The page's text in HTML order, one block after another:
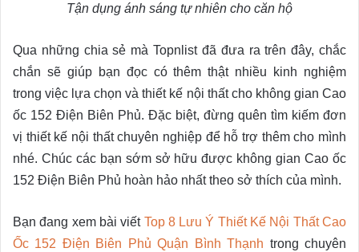
Tận dụng ánh sáng tự nhiên cho căn hộ
Qua những chia sẻ mà Topnlist đã đưa ra trên đây, chắc
chắn sẽ giúp bạn đọc có thêm thật nhiều kinh nghiệm
trong việc lựa chọn và thiết kế nội thất cho không gian Cao
ốc 152 Điện Biên Phủ. Đặc biệt, đừng quên tìm kiếm đơn
vị thiết kế nội thất chuyên nghiệp để hỗ trợ thêm cho mình
nhé. Chúc các bạn sớm sở hữu được không gian Cao ốc
152 Điện Biên Phủ hoàn hảo nhất theo sở thích của mình.
Bạn đang xem bài viết Top 8 Lưu Ý Thiết Kế Nội Thất Cao
Ốc 152 Điện Biên Phủ Quận Bình Thạnh trong chuyên